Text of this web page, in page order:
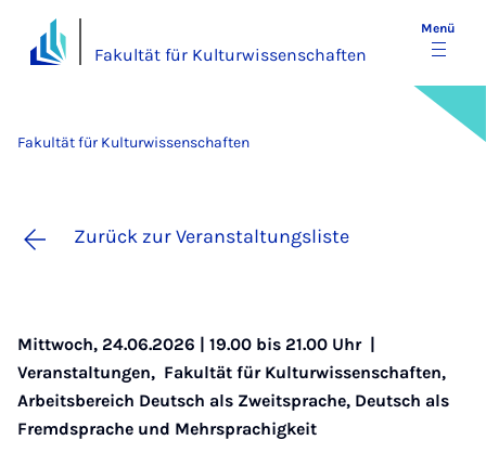
Fakultät für Kulturwissenschaften
Menü
Fakultät für Kulturwissenschaften
Zurück zur Veranstaltungsliste
Mittwoch, 24.06.2026 | 19.00 bis 21.00 Uhr |
Veranstaltungen, Fakultät für Kulturwissenschaften,
Arbeitsbereich Deutsch als Zweitsprache, Deutsch als
Fremdsprache und Mehrsprachigkeit